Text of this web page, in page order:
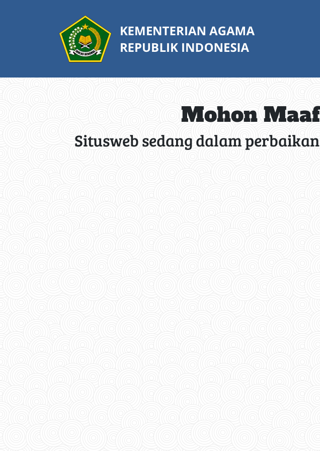
Mohon Maaf
Situsweb sedang dalam perbaikan